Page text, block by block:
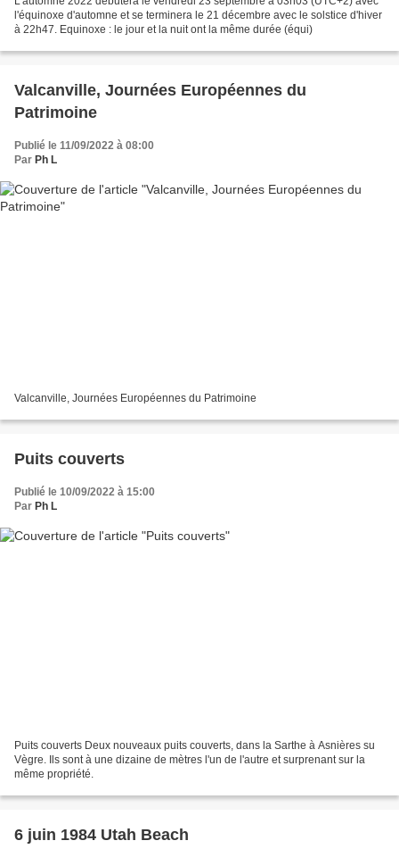
l'équinoxe d'automne et se terminera le 21 décembre avec le solstice d'hiver
à 22h47. Equinoxe : le jour et la nuit ont la même durée (équi)
Valcanville, Journées Européennes du
Patrimoine
Publié le 11/09/2022 à 08:00
Par Ph L
Valcanville, Journées Européennes du Patrimoine
Puits couverts
Publié le 10/09/2022 à 15:00
Par Ph L
Puits couverts Deux nouveaux puits couverts, dans la Sarthe à Asnières su
Vègre. Ils sont à une dizaine de mètres l'un de l'autre et surprenant sur la
même propriété.
6 juin 1984 Utah Beach